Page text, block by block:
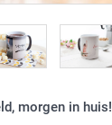
morgen in huis!